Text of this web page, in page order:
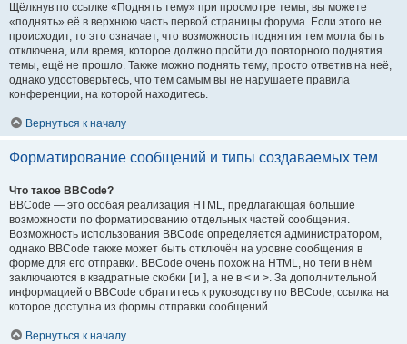
Щёлкнув по ссылке «Поднять тему» при просмотре темы, вы можете
«поднять» её в верхнюю часть первой страницы форума. Если этого не
происходит, то это означает, что возможность поднятия тем могла быть
отключена, или время, которое должно пройти до повторного поднятия
темы, ещё не прошло. Также можно поднять тему, просто ответив на неё,
однако удостоверьтесь, что тем самым вы не нарушаете правила
конференции, на которой находитесь.
Вернуться к началу
Форматирование сообщений и типы создаваемых тем
Что такое BBCode?
BBCode — это особая реализация HTML, предлагающая большие
возможности по форматированию отдельных частей сообщения.
Возможность использования BBCode определяется администратором,
однако BBCode также может быть отключён на уровне сообщения в
форме для его отправки. BBCode очень похож на HTML, но теги в нём
заключаются в квадратные скобки [ и ], а не в < и >. За дополнительной
информацией о BBCode обратитесь к руководству по BBCode, ссылка на
которое доступна из формы отправки сообщений.
Вернуться к началу